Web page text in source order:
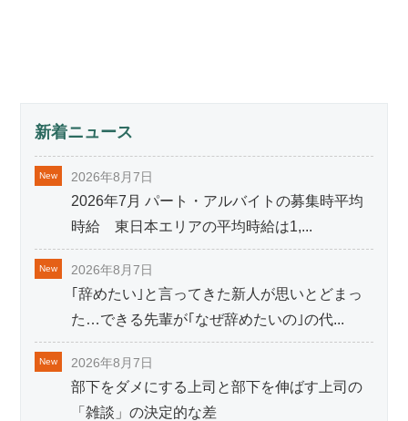
新着ニュース
2026年7月 パート・アルバイトの募集時平均
時給 東日本エリアの平均時給は1,...
2026年8月7日
｢辞めたい｣と言ってきた新人が思いとどまっ
た…できる先輩が｢なぜ辞めたいの｣の代...
2026年8月7日
部下をダメにする上司と部下を伸ばす上司の
「雑談」の決定的な差
2026年8月7日